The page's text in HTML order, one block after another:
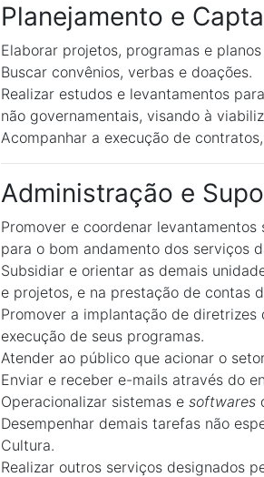
Planejamento e
Elaborar projetos, programas e
Buscar convênios, verbas e doações.
Realizar estudos e levantamentos
não governamentais, visando à
Acompanhar a execução de
Administração e
Promover e coordenar
para o bom andamento dos serviços
Subsidiar e orientar as demais
e projetos, e na prestação de contas
Promover a implantação de
execução de seus programas.
Atender ao público que acionar o
Enviar e receber e-mails através do
Operacionalizar sistemas e softwares
Desempenhar demais tarefas não
Cultura.
Realizar outros serviços designados